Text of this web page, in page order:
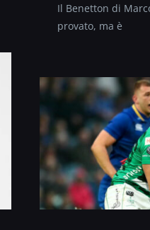
Il Benetton di
provato, ma è